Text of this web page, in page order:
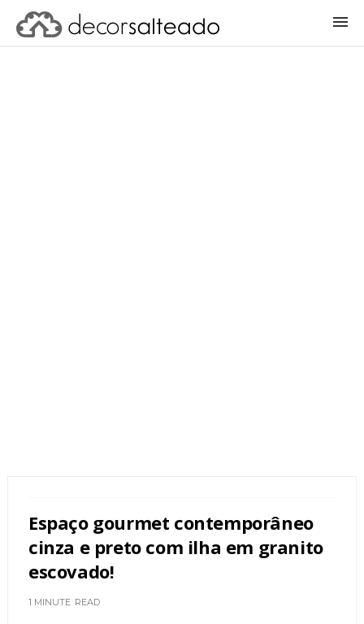
Espaço gourmet contemporâneo
cinza e preto com ilha em granito
escovado!
1 MINUTE READ